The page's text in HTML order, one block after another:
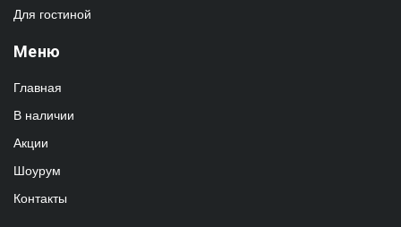
Для гостиной
Меню
Главная
В наличии
Акции
Шоурум
Контакты